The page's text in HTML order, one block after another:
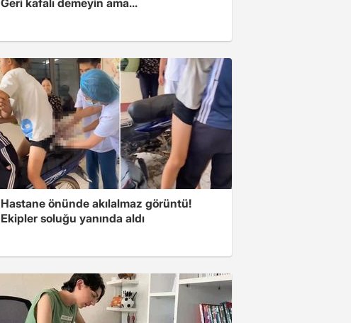
Geri kafalı demeyin ama...
Hastane önünde akılalmaz görüntü!
Ekipler soluğu yanında aldı